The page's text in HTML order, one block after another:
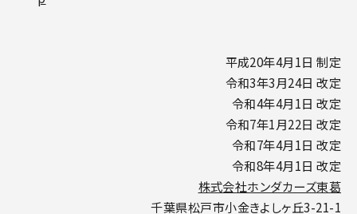
平成20年4月1日 制定
令和3年3月24日 改定
令和4年4月1日 改定
令和7年1月22日 改定
令和7年4月1日 改定
令和8年4月1日 改定
株式会社ホンダカーズ東葛
千葉県松戸市小金きよしヶ丘3-21-1